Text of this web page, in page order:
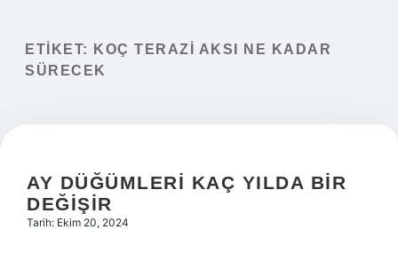
Yasal Uyarı
ETIKET:
KOÇ TERAZI AKSI NE KADAR
SÜRECEK
AY DÜĞÜMLERI KAÇ YILDA BIR
DEĞIŞIR
Tarih: Ekim 20, 2024